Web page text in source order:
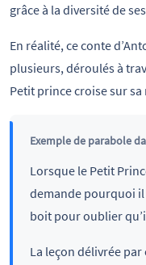
grâce à la diversité de
En réalité, ce conte
plusieurs, déroulés à
Petit prince croise sur sa
Exemple de parabole
Lorsque le Petit
demande pourquoi
boit pour oublier
La leçon délivrée par